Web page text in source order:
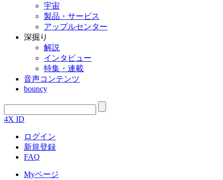
宇宙
製品・サービス
アップルセンター
深掘り
解説
インタビュー
特集・連載
音声コンテンツ
bouncy
4X ID
ログイン
新規登録
FAQ
Myページ